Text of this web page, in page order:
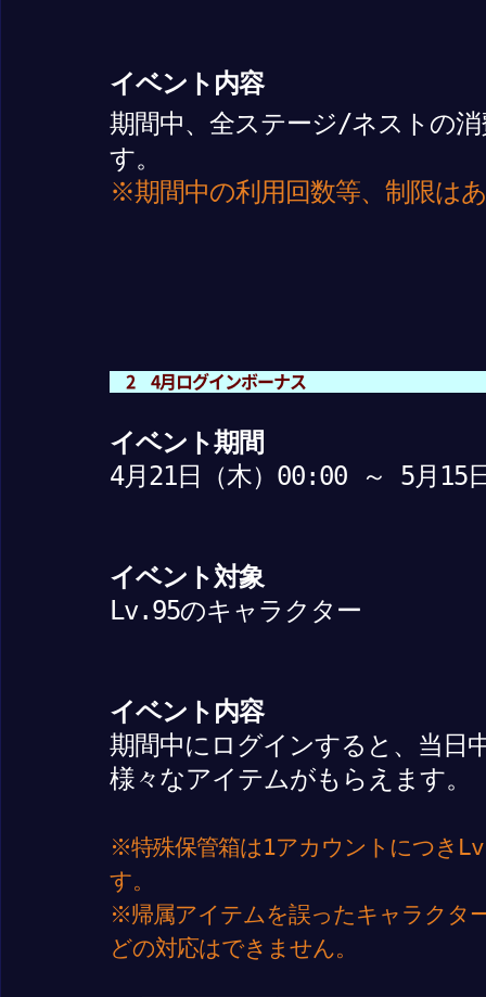
イベント内容
期間中、全ステージ/ネストの
す。
※期間中の利用回数等、制限は
2 4月ログインボーナス
イベント期間
4月21日（木）00:00 ～ 5月15
イベント対象
Lv.95のキャラクター
イベント内容
期間中にログインすると、当日
様々なアイテムがもらえます。
※特殊保管箱は1アカウントにつき
す。
※帰属アイテムを誤ったキャラクタ
どの対応はできません。